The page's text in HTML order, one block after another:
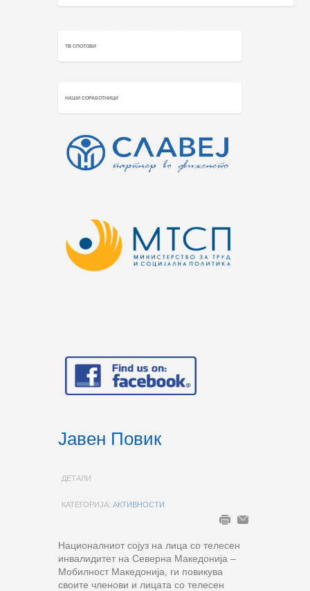
ТВ СПОТОВИ
НАШИ СОРАБОТНИЦИ
Јавен Повик
ДЕТАЛИ
КАТЕГОРИЈА: АКТИВНОСТИ
Националниот сојуз на лица со телесен
инвалидитет на Северна Македонија –
Мобилност Македонија, ги повикува
своите членови и лицата со телесен